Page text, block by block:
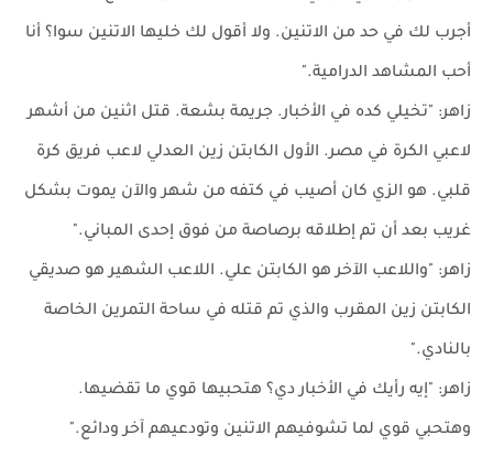
أجرب لك في حد من الاتنين. ولا أقول لك خليها الاتنين سوا؟ أنا
أحب المشاهد الدرامية."
زاهر: "تخيلي كده في الأخبار. جريمة بشعة. قتل اثنين من أشهر
لاعبي الكرة في مصر. الأول الكابتن زين العدلي لاعب فريق كرة
قلبي. هو الزي كان أصيب في كتفه من شهر والآن يموت بشكل
غريب بعد أن تم إطلاقه برصاصة من فوق إحدى المباني."
زاهر: "واللاعب الآخر هو الكابتن علي. اللاعب الشهير هو صديقي
الكابتن زين المقرب والذي تم قتله في ساحة التمرين الخاصة
بالنادي."
زاهر: "إيه رأيك في الأخبار دي؟ هتحبيها قوي ما تقضيها.
وهتحبي قوي لما تشوفيهم الاتنين وتودعيهم آخر ودائع."